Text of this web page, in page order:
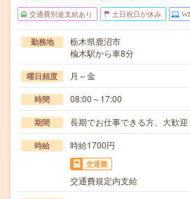
交通費別途支給あり 土日祝日が休み
勤務地
栃木県鹿沼市
楡木駅から車8分
曜日頻度 月～金
時間 08:00～17:00
期間 長期でお仕事できる方、大歓迎
時給 時給1700円
交通費
交通費規定内支給